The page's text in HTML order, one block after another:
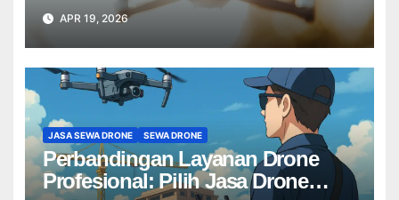
Anda Tanpa Batas】
APR 19, 2026
JASA SEWA DRONE SEWA DRONE
Perbandingan Layanan Drone
Profesional: Pilih Jasa Drone